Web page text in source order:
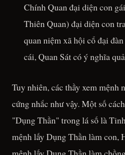
Chính Quan đại diện con
Thiên Quan) đại diện con
quan niệm xã hội cổ đại
cái, Quan Sát có ý nghĩa
Tuy nhiên, các thầy xem mệnh
cứng nhắc như vậy. Một số
"Dụng Thần" trong lá số là
mệnh lấy Dụng Thần làm con,